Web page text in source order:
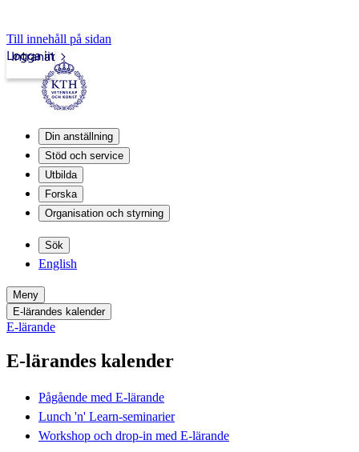
Till innehåll på sidan
Intranät
Logga in
Din anställning
Stöd och service
Utbilda
Forska
Organisation och styrning
Sök
English
Meny
E-lärandes kalender
E-lärande
E-lärandes kalender
Pågående med E-lärande
Lunch 'n' Learn-seminarier
Workshop och drop-in med E-lärande